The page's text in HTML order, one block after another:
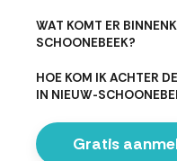
WAT KOMT ER
SCHOONEBEEK?
HOE KOM IK ACHTER
IN NIEUW-
Gratis